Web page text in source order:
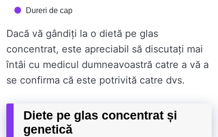
Dureri de cap
Dacă vă gândiți la o dietă pe glas
concentrat, este apreciabil să discutați mai
întâi cu medicul dumneavoastră catre a vă a
se confirma că este potrivită catre dvs.
Diete pe glas concentrat și
genetică